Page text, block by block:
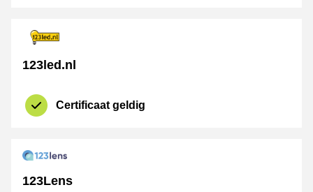
123led.nl
Certificaat geldig
123Lens